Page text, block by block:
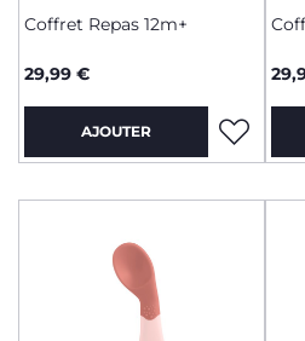
Coffret Repas 12m+
29,99 €
AJOUTER